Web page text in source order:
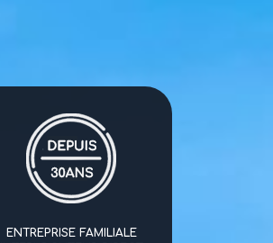
ENTREPRISE FAMILIALE